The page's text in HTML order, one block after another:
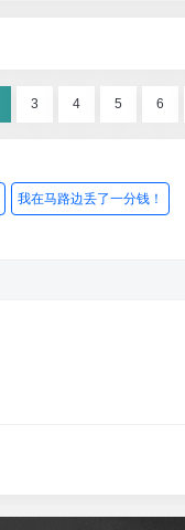
3 4 5 6
我在马路边丢了一分钱！